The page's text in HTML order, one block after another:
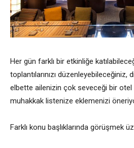
Her gün farklı bir etkinliğe
toplantılarınızı düzenleyebileceğiniz,
elbette ailenizin çok seveceği bir otel
muhakkak listenize eklemenizi
Farklı konu başlıklarında görüşmek